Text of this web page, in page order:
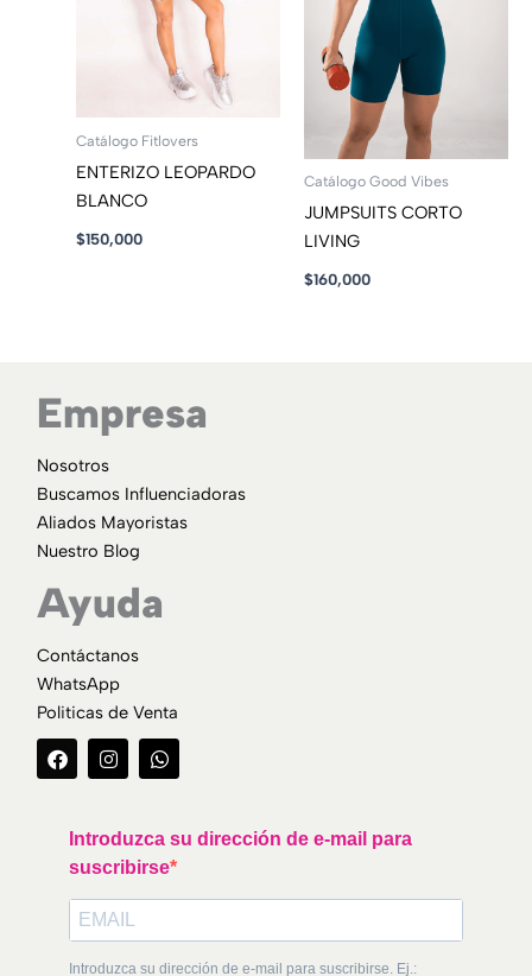
Catálogo Fitlovers
ENTERIZO LEOPARDO
BLANCO
$150,000
Catálogo Good Vibes
JUMPSUITS CORTO
LIVING
$160,000
Empresa
Nosotros
Buscamos Influenciadoras
Aliados Mayoristas
Nuestro Blog
Ayuda
Contáctanos
WhatsApp
Politicas de Venta
F
a
c
I
n
s
g
a
m
W
h
a
a
p
Introduzca su dirección de e-mail para
suscribirse
Introduzca su dirección de e-mail para suscribirse. Ej.: